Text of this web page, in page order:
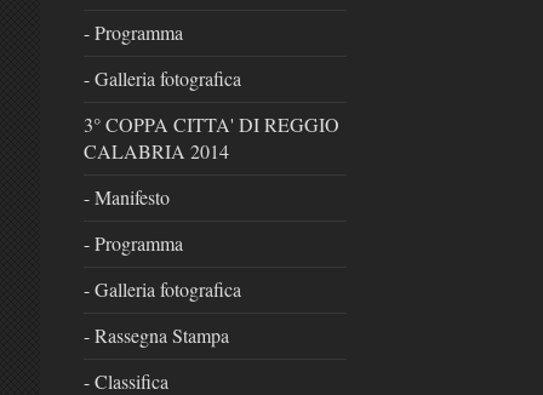
- Programma
- Galleria fotografica
3° COPPA CITTA' DI REGGIO
CALABRIA 2014
- Manifesto
- Programma
- Galleria fotografica
- Rassegna Stampa
- Classifica